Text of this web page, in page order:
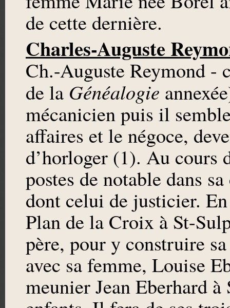
de cette dernière.
Charles-Auguste
Ch.-Auguste Reymond -
de la Généalogie
mécanicien puis il
affaires et le négoce,
d’horloger (1). Au cours
postes de notable dans
dont celui de justicier.
Plan de la Croix à St-
père, pour y construire
avec sa femme, Louise
meunier Jean Eberhard